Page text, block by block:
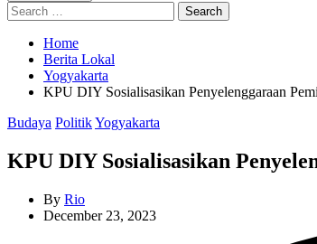
Search
for:
Home
Berita Lokal
Yogyakarta
KPU DIY Sosialisasikan Penyelenggaraan
Categories
Budaya PolitikYogyakarta
KPU DIY Sosialisasikan
By Rio
December 23, 2023